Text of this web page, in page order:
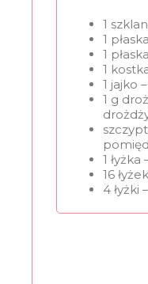
1
1
1
1
1 jajko
1 g
1 łyżka
16
4 łyżki